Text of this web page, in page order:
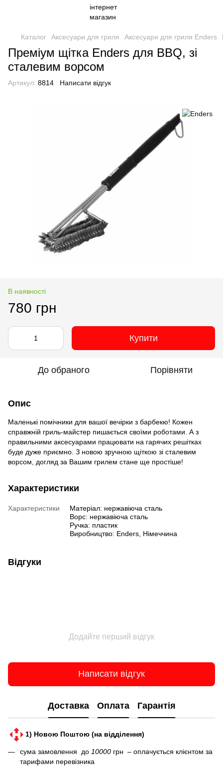
Каталог Аксесуари для гриля Аксесуари для гриля Enders
Преміум щітка Enders для BBQ, зі
сталевим ворсом
Артикул: 8814 Написати відгук
В наявності
780 грн
Купити
До обраного Порівняти
Опис
Маленькі помічники для вашої вечірки з барбекю! Кожен
справжній гриль-майстер пишається своїми роботами. А з
правильними аксесуарами працювати на гарячих решітках
буде дуже приємно. З новою зручною щіткою зі сталевим
ворсом, догляд за Вашим грилем стане ще простіше!
Характеристики
Характеристики
Матеріал: нержавіюча сталь
Ворс: нержавіюча сталь
Ручка: пластик
Виробництво: Enders, Німеччина
Відгуки
Додайте перший відгук
Написати відгук
Доставка Оплата Гарантія
1) Новою Поштою (на відділення)
сума замовлення до 10000 грн – оплачується клієнтом за
тарифами перевізника